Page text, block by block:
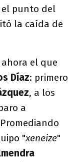
el punto del
la caída de
el que
Díaz: primero
, a los
a
"xeneize"